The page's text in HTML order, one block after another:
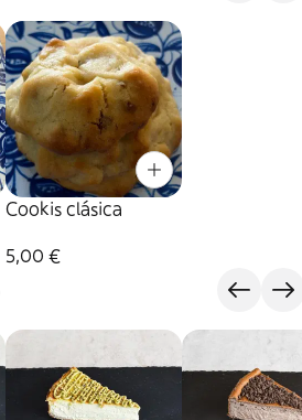
Cookis clásica
5,00 €